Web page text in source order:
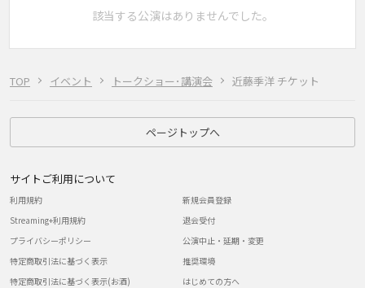
TOP イベント トークショー･講演会 近藤季洋 チケット
該当する公演はありませんでした。
ページトップへ
サイトご利用について
利用規約
Streaming+利用規約
プライバシーポリシー
特定商取引法に基づく表示
特定商取引法に基づく表示(お酒)
新規会員登録
退会受付
公演中止・延期・変更
推奨環境
はじめての方へ